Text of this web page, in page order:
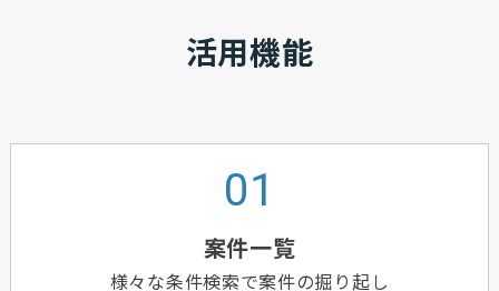
活用機能
案件一覧
様々な条件検索で案件の掘り起し